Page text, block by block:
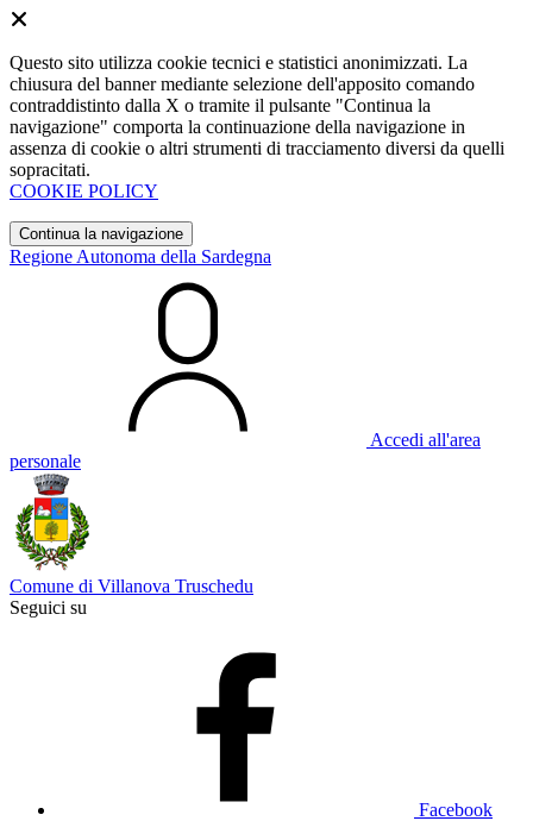
Questo sito utilizza cookie tecnici e statistici anonimizzati. La
chiusura del banner mediante selezione dell'apposito comando
contraddistinto dalla X o tramite il pulsante "Continua la
navigazione" comporta la continuazione della navigazione in
assenza di cookie o altri strumenti di tracciamento diversi da quelli
sopracitati.
COOKIE POLICY
Continua la navigazione
Regione Autonoma della Sardegna
Accedi all'area
personale
Comune di Villanova Truschedu
Seguici su
Facebook